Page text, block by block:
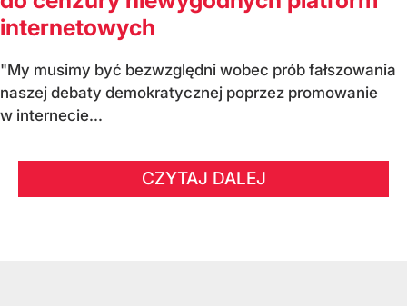
internetowych
"My musimy być bezwzględni wobec prób fałszowania
naszej debaty demokratycznej poprzez promowanie
w internecie...
CZYTAJ DALEJ